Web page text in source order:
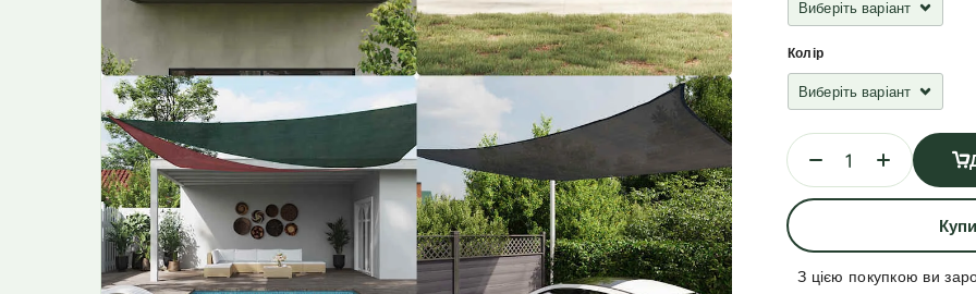
Колір
З цією покупкою ви